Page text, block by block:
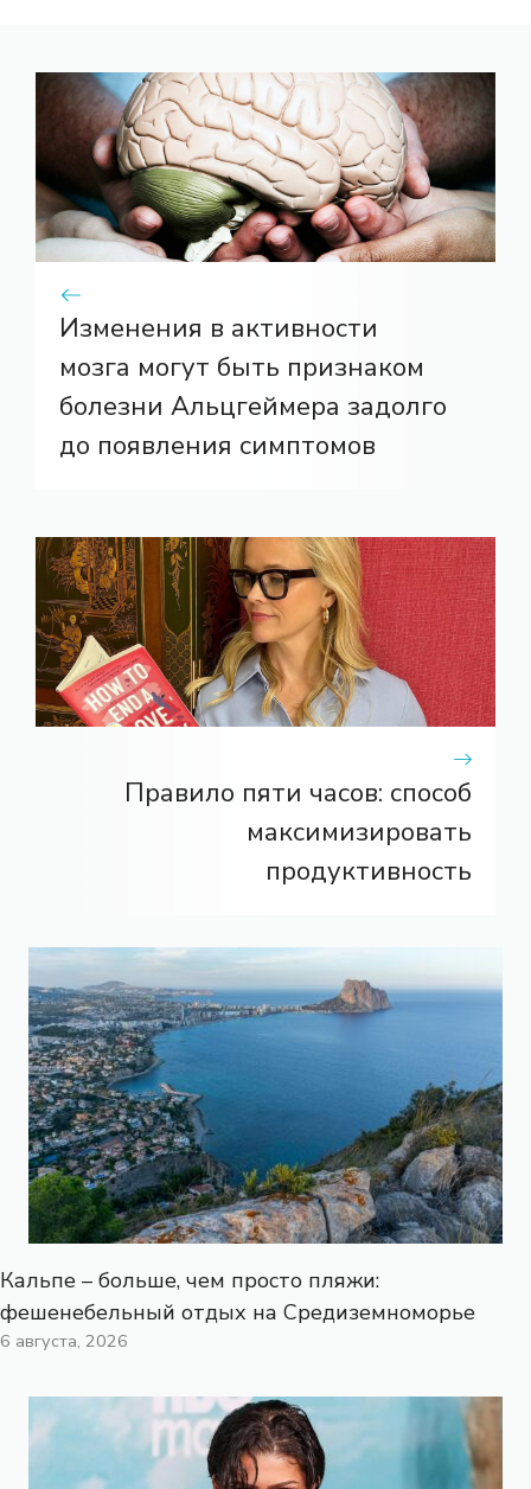
Изменения в активности
мозга могут быть признаком
болезни Альцгеймера задолго
до появления симптомов
Правило пяти часов: способ
максимизировать
продуктивность
Кальпе – больше, чем просто пляжи:
фешенебельный отдых на Средиземноморье
6 августа, 2026